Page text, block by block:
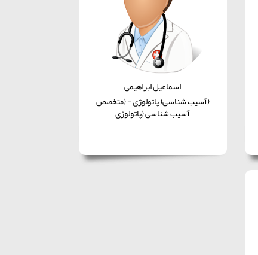
اسماعیل ابراهیمی
(آسیب شناسی( پاتولوژی - (متخصص
آسیب شناسی (پاتولوژی